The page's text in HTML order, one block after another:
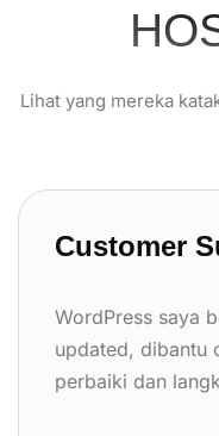
Lihat yang mereka
Customer
WordPress saya
updated, dibantu
perbaiki dan